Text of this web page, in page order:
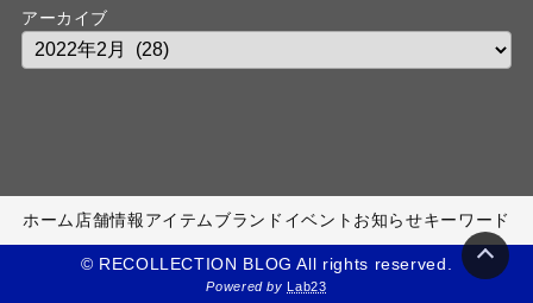
アーカイブ
ホーム 店舗情報アイテムブランド イベント お知らせキーワード
© RECOLLECTION BLOG All rights reserved.
Powered byLab23